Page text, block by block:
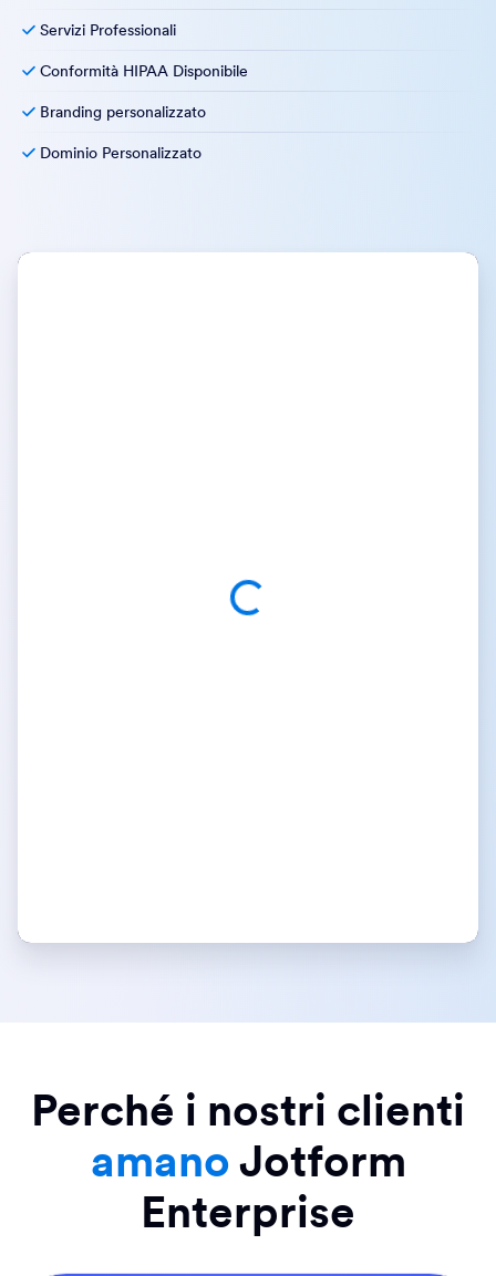
Branding personalizzato
Dominio Personalizzato
Perché i nostri clienti
amanoJotform
Enterprise